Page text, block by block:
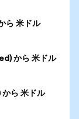
ら 米ドル
から 米ドル
ら 米ドル